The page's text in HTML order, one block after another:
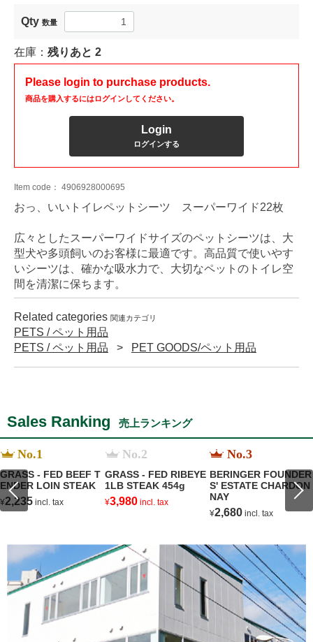
Qty 数量
在庫： 残りあと 2
Please login to purchase products.
商品を購入するにはログインしてください。
Login
ログインする
Item code： 4906928000695
おっ、いいトイレペットシーツ スーパーワイド22枚
広々としたスーパーワイドサイズのペットシーツは、大
型犬や多頭飼いのお客様に最適です。高品質で使いやす
いシーツは、確かな吸水力で、大切なペットのトイレ空
間を清潔に保ちます。
Related categories 関連カテゴリ
PETS / ペット用品
PETS / ペット用品
PET GOODS/ペット用品
Sales Ranking 売上ランキング
No.1
GRASS - FED BEEF T
ENDER LOIN STEAK
¥2,235 incl. tax
No.2
GRASS - FED RIBEYE
1LB STEAK 454g
¥3,980 incl. tax
No.3
BERINGER FOUNDER
S' ESTATE CHARDON
NAY
¥2,680 incl. tax